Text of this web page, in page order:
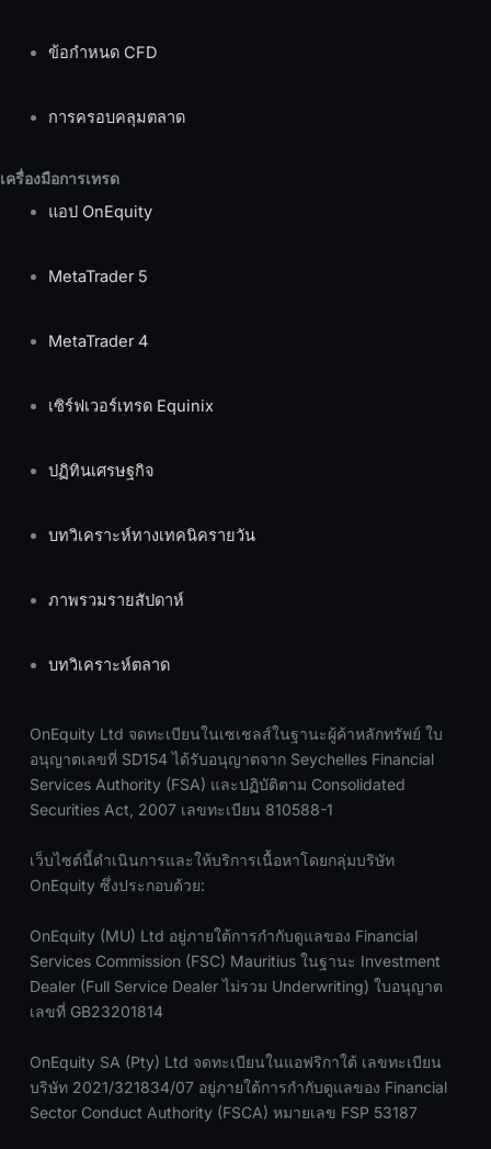
ข้อกำหนด CFD
การครอบคลุมตลาด
เครื่องมือการเทรด
แอป OnEquity
MetaTrader 5
MetaTrader 4
เซิร์ฟเวอร์เทรด Equinix
ปฏิทินเศรษฐกิจ
บทวิเคราะห์ทางเทคนิครายวัน
ภาพรวมรายสัปดาห์
บทวิเคราะห์ตลาด
OnEquity Ltd จดทะเบียนในเซเชลส์ในฐานะผู้ค้าหลักทรัพย์ ใบ
อนุญาตเลขที่ SD154 ได้รับอนุญาตจาก Seychelles Financial
Services Authority (FSA) และปฏิบัติตาม Consolidated
Securities Act, 2007 เลขทะเบียน 810588-1
เว็บไซต์นี้ดำเนินการและให้บริการเนื้อหาโดยกลุ่มบริษัท
OnEquity ซึ่งประกอบด้วย:
OnEquity (MU) Ltd อยู่ภายใต้การกำกับดูแลของ Financial
Services Commission (FSC) Mauritius ในฐานะ Investment
Dealer (Full Service Dealer ไม่รวม Underwriting) ใบอนุญาต
เลขที่ GB23201814
OnEquity SA (Pty) Ltd จดทะเบียนในแอฟริกาใต้ เลขทะเบียน
บริษัท 2021/321834/07 อยู่ภายใต้การกำกับดูแลของ Financial
Sector Conduct Authority (FSCA) หมายเลข FSP 53187